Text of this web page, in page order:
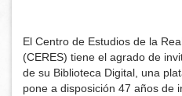
El Centro de Estudios de la
(CERES) tiene el agrado de
de su Biblioteca Digital, una
pone a disposición 47 años de